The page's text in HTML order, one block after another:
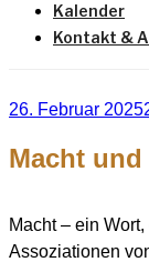
Kalender
Kontakt &
Veröffentlicht
26. Februar 2025
Macht
Macht – ein
Assoziationen